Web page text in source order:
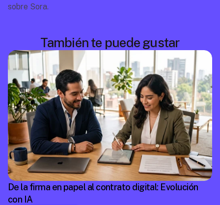
sobre Sora.
También te puede gustar
De la firma en papel al contrato digital: Evolución
con IA